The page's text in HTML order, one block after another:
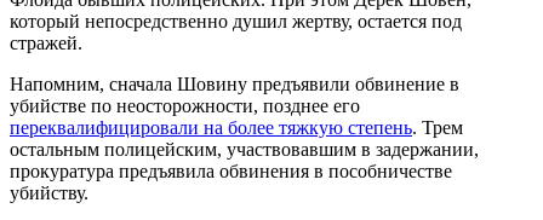
который непосредственно душил жертву, остается под
стражей.
Напомним, сначала Шовину предъявили обвинение в
убийстве по неосторожности, позднее его
переквалифицировали на более тяжкую степень. Трем
остальным полицейским, участвовавшим в задержании,
прокуратура предъявила обвинения в пособничестве
убийству.